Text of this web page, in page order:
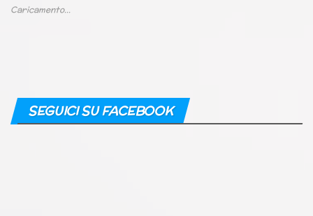
Caricamento...
SEGUICI SU FACEBOOK